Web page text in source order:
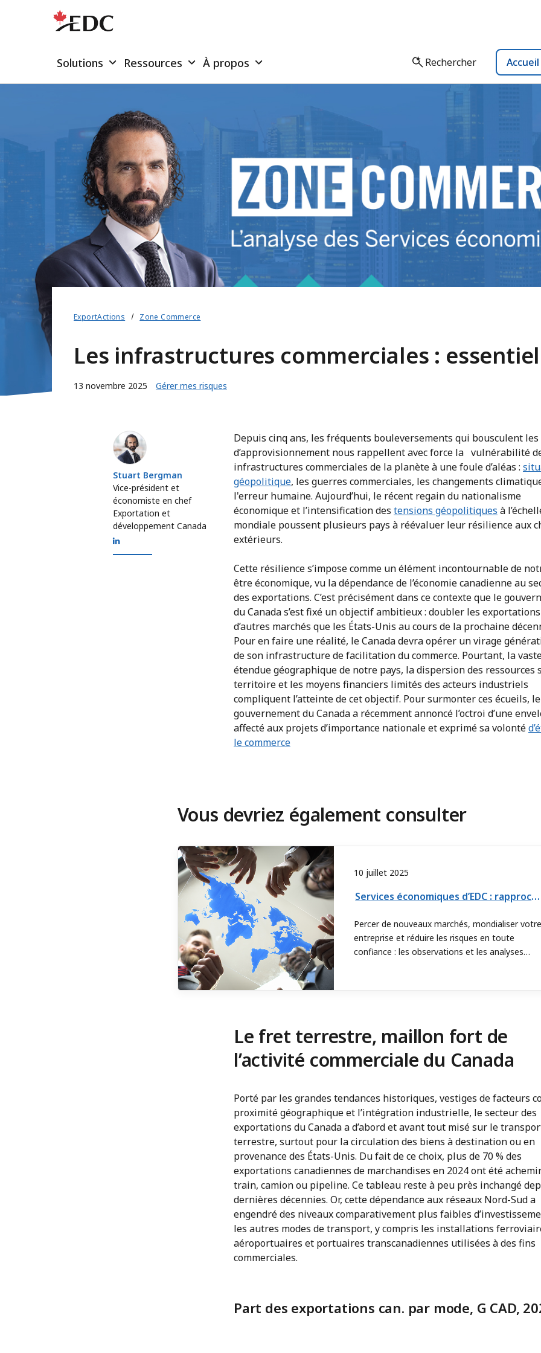
Solutions Ressources À propos Rechercher
ExportActions Zone Commerce
Les infrastructures commerciales :
13 novembre 2025 Gérer mes risques
Stuart Bergman
Stuart Bergman
Vice-président et
économiste en chef
Exportation et
développement Canada
Depuis cinq ans, les fréquents bouleversements qui bousculent les
d’approvisionnement nous rappellent avec force la vulnérabilité
infrastructures commerciales de la planète à une foule d’aléas :
géopolitique, les guerres commerciales, les changements
l'erreur humaine. Aujourd’hui, le récent regain du nationalisme
économique et l’intensification des tensions géopolitiques à
mondiale poussent plusieurs pays à réévaluer leur résilience aux
extérieurs.
Cette résilience s’impose comme un élément incontournable de
être économique, vu la dépendance de l’économie canadienne au
des exportations. C’est précisément dans ce contexte que le
du Canada s’est fixé un objectif ambitieux : doubler les
d’autres marchés que les États-Unis au cours de la prochaine
Pour en faire une réalité, le Canada devra opérer un virage
de son infrastructure de facilitation du commerce. Pourtant, la
étendue géographique de notre pays, la dispersion des ressources
territoire et les moyens financiers limités des acteurs industriels
compliquent l’atteinte de cet objectif. Pour surmonter ces écueils, le
gouvernement du Canada a récemment annoncé l’octroi d’une
affecté aux projets d’importance nationale et exprimé sa volonté
le commerce
Vous devriez également consulter
10 juillet 2025
Services économiques d’EDC : rapprocher le Canada des marchés mondiaux
Percer de nouveaux marchés, mondialiser
entreprise et réduire les risques en toute
confiance : les observations et les analyses
Le fret terrestre, maillon fort de
l’activité commerciale du Canada
Porté par les grandes tendances historiques, vestiges de facteurs
proximité géographique et l’intégration industrielle, le secteur des
exportations du Canada a d’abord et avant tout misé sur le
terrestre, surtout pour la circulation des biens à destination ou en
provenance des États-Unis. Du fait de ce choix, plus de 70 % des
exportations canadiennes de marchandises en 2024 ont été
train, camion ou pipeline. Ce tableau reste à peu près inchangé
dernières décennies. Or, cette dépendance aux réseaux Nord-Sud a
engendré des niveaux comparativement plus faibles
les autres modes de transport, y compris les installations
aéroportuaires et portuaires transcanadiennes utilisées à des fins
commerciales.
Part des exportations can. par mode, G CAD,